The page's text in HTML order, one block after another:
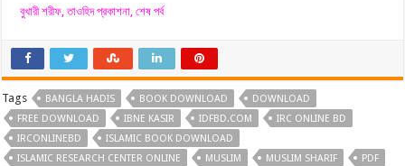
বুখারী শরীফ, তাওহিদ প্রকাশনা, শেষ পর্ব
Tags BANGLA HADIS BOOK DOWNLOAD
DOWNLOAD
FREE DOWNLOAD
IBNE KASIR IDFBD.COM
IRC ONLINE BD
IRCONLINEBD
ISLAMIC BOOK DOWNLOAD
ISLAMIC RESEARCH CENTER ONLINE
MUSLIM MUSLIM SHARIF
PDF